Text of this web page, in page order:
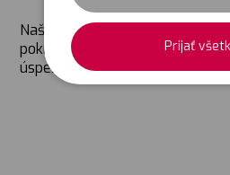
Prijať
Naša práca a stretnutia na
pokračujú. Veríme, že v roku
úspešne rozšíri aj v tomto kraji.